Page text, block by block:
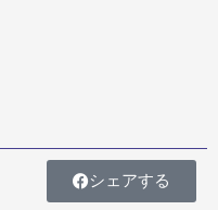
シェアする